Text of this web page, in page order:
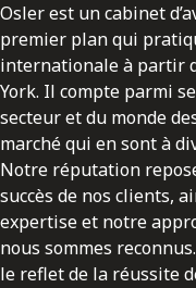
Osler est un cabinet
premier plan qui
internationale à partir
York. Il compte parmi
secteur et du monde
marché qui en sont à
Notre réputation
succès de nos clients,
expertise et notre
nous sommes
le reflet de la réussite